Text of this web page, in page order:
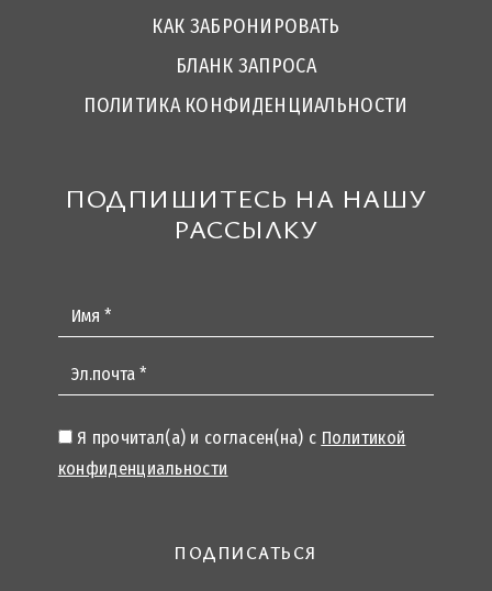
КАК ЗАБРОНИРОВАТЬ
БЛАНК ЗАПРОСА
ПОЛИТИКА КОНФИДЕНЦИАЛЬНОСТИ
ПОДПИШИТЕСЬ НА НАШУ
РАССЫЛКУ
Я прочитал(а) и согласен(на) с Политикой
конфиденциальности
ПОДПИСАТЬСЯ